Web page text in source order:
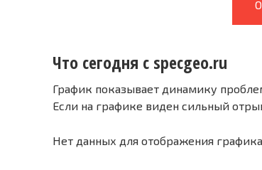
Что сегодня с specgeo.ru
График показывает динамику
Если на графике виден сильный
Нет данных для отображения